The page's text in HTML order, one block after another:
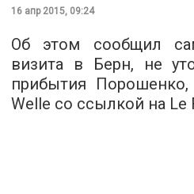
16 апр 2015, 09:24
Об этом сообщил
визита в Берн, не
прибытия Порошенко,
Welle со ссылкой на Le